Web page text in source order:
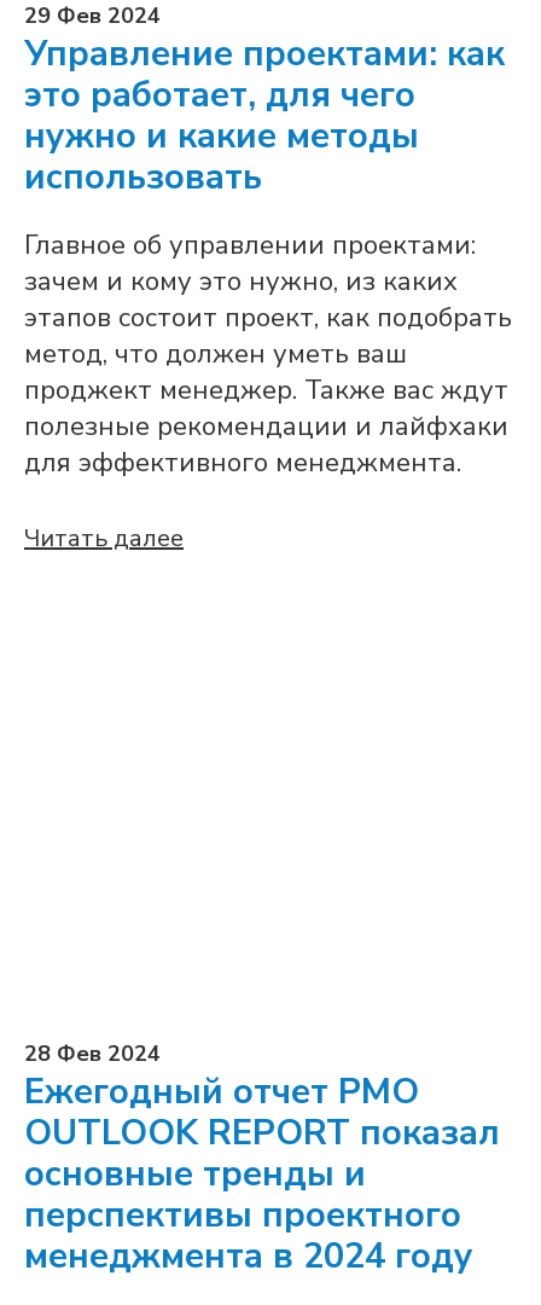
29 Фев 2024
Управление проектами: как
это работает, для чего
нужно и какие методы
использовать
Главное об управлении проектами:
зачем и кому это нужно, из каких
этапов состоит проект, как подобрать
метод, что должен уметь ваш
проджект менеджер. Также вас ждут
полезные рекомендации и лайфхаки
для эффективного менеджмента.
Читать далее
28 Фев 2024
Ежегодный отчет PMO
OUTLOOK REPORT показал
основные тренды и
перспективы проектного
менеджмента в 2024 году